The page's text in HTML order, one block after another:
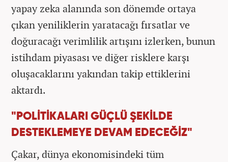
yapay zeka alanında son dönemde ortaya
çıkan yeniliklerin yaratacağı fırsatlar ve
doğuracağı verimlilik artışını izlerken, bunun
istihdam piyasası ve diğer risklere karşı
oluşacaklarını yakından takip ettiklerini
aktardı.
"POLİTİKALARI GÜÇLÜ ŞEKİLDE
DESTEKLEMEYE DEVAM EDECEĞİZ"
Çakar, dünya ekonomisindeki tüm